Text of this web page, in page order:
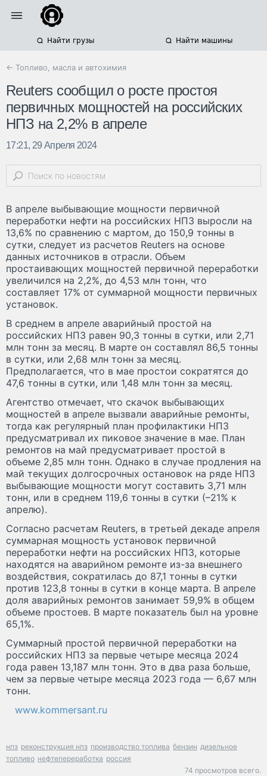
Найти грузы Найти машины
← Топливо, масла и автохимия
Reuters сообщил о росте простоя
первичных мощностей на российских
НПЗ на 2,2% в апреле
17:21, 29 Апреля 2024
В апреле выбывающие мощности первичной
переработки нефти на российских НПЗ выросли на
13,6% по сравнению с мартом, до 150,9 тонны в
сутки, следует из расчетов Reuters на основе
данных источников в отрасли. Объем
простаивающих мощностей первичной переработки
увеличился на 2,2%, до 4,53 млн тонн, что
составляет 17% от суммарной мощности первичных
установок.
В среднем в апреле аварийный простой на
российских НПЗ равен 90,3 тонны в сутки, или 2,71
млн тонн за месяц. В марте он составлял 86,5 тонны
в сутки, или 2,68 млн тонн за месяц.
Предполагается, что в мае простои сократятся до
47,6 тонны в сутки, или 1,48 млн тонн за месяц.
Агентство отмечает, что скачок выбывающих
мощностей в апреле вызвали аварийные ремонты,
тогда как регулярный план профилактики НПЗ
предусматривал их пиковое значение в мае. План
ремонтов на май предусматривает простой в
объеме 2,85 млн тонн. Однако в случае продления на
май текущих долгосрочных остановок на ряде НПЗ
выбывающие мощности могут составить 3,71 млн
тонн, или в среднем 119,6 тонны в сутки (–21% к
апрелю).
Согласно расчетам Reuters, в третьей декаде апреля
суммарная мощность установок первичной
переработки нефти на российских НПЗ, которые
находятся на аварийном ремонте из-за внешнего
воздействия, сократилась до 87,1 тонны в сутки
против 123,8 тонны в сутки в конце марта. В апреле
доля аварийных ремонтов занимает 59,9% в общем
объеме простоев. В марте показатель был на уровне
65,1%.
Суммарный простой первичной переработки на
российских НПЗ за первые четыре месяца 2024
года равен 13,187 млн тонн. Это в два раза больше,
чем за первые четыре месяца 2023 года — 6,67 млн
тонн.
www.kommersant.ru
нпз реконструкция нпз производство топлива бензин дизельное
топливо нефтепереработка россия
74 просмотров всего.